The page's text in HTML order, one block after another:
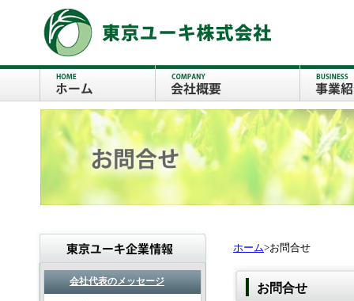
会社代表のメッセージ
ホーム>お問合せ
お問合せ